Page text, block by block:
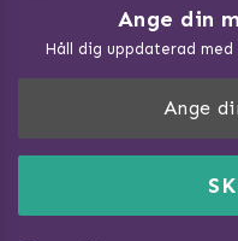
Ange din
Håll dig uppdaterad
DogArtist.se drivs av:
E-post:info@dogartist.se
Vad kan hundar äta?
Träna Nose Work hemma
Så gör du promenaden